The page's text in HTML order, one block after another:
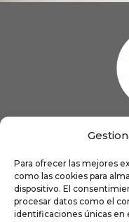
Para ofrecer las mejores
como las cookies para
dispositivo. El
procesar datos como el
identificaciones únicas en

Lun
Mar
Mié